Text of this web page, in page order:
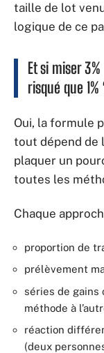
taille de lot
logique de ce
Et si miser
risqué que 1%
Oui, la formule
tout dépend de
plaquer un
toutes les
Chaque
proportion de
prélèvement
séries de gains
méthode à
réaction
(deux